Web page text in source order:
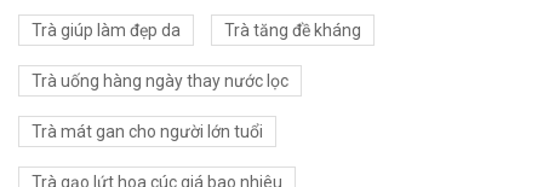
Trà giúp làm đẹp da Trà tăng đề kháng
Trà uống hàng ngày thay nước lọc
Trà mát gan cho người lớn tuổi
Trà gạo lứt hoa cúc giá bao nhiêu